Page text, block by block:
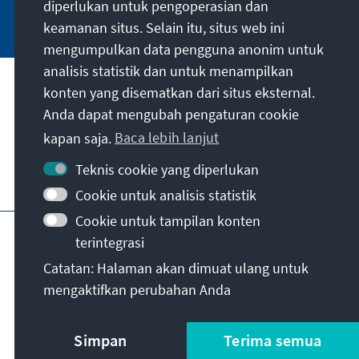
Jetzt abonnieren
Misi kami
Kontak
Penawaran lebih lanjut dari yayasan
Jejak Kebijakan privasi
Syarat penggunaan
Erklärung zur Barrierefreiheit
Peta situs
© Konrad-Adenauer-Stiftung e.V. 2026
diperlukan untuk pengoperasian dan
keamanan situs. Selain itu, situs web ini
mengumpulkan data pengguna anonim untuk
analisis statistik dan untuk menampilkan
konten yang disematkan dari situs eksternal.
Anda dapat mengubah pengaturan cookie
kapan saja. Baca lebih lanjut
Teknis cookie yang diperlukan
Cookie untuk analisis statistik
Cookie untuk tampilan konten
terintegrasi
Catatan: Halaman akan dimuat ulang untuk
mengaktifkan perubahan Anda
Simpan Terima semua